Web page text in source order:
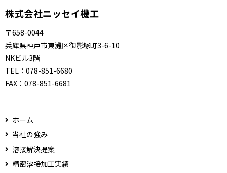
株式会社ニッセイ機工
〒658-0044
兵庫県神戸市東灘区御影塚町3-6-10
NKビル3階
TEL： 078-851-6680
FAX： 078-851-6681
ホーム
当社の強み
溶接解決提案
精密溶接加工実績